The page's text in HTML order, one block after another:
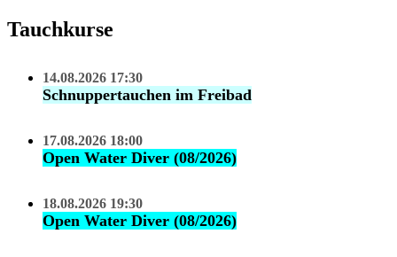
Tauchkurse
14.08.2026 17:30
Schnuppertauchen im Freibad
17.08.2026 18:00
Open Water Diver (08/2026)
18.08.2026 19:30
Open Water Diver (08/2026)